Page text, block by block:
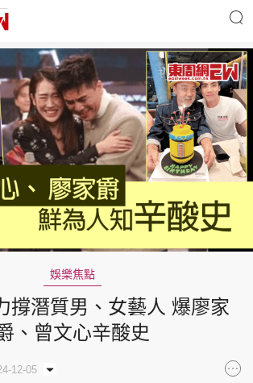
名人 時事財經
Ladies 優享生活
會員活動
靈異 東周專欄
娛樂焦點
撐潛質男、女藝人 爆廖家
、曾文心辛酸史
12-05